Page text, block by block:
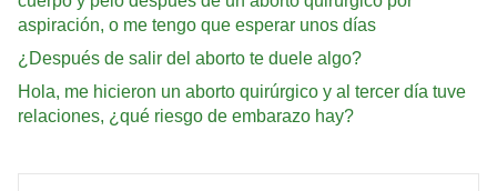
aspiración, o me tengo que esperar unos días
¿Después de salir del aborto te duele algo?
Hola, me hicieron un aborto quirúrgico y al tercer día tuve
relaciones, ¿qué riesgo de embarazo hay?